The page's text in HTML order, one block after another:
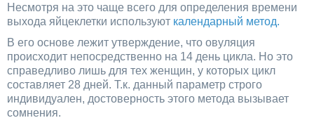
Несмотря на это чаще всего для определения времени
выхода яйцеклетки используют календарный метод.
В его основе лежит утверждение, что овуляция
происходит непосредственно на 14 день цикла. Но это
справедливо лишь для тех женщин, у которых цикл
составляет 28 дней. Т.к. данный параметр строго
индивидуален, достоверность этого метода вызывает
сомнения.